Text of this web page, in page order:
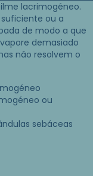
lacrimogéneo.
ou a
de modo a que
demasiado
não resolvem o
ou
sebáceas